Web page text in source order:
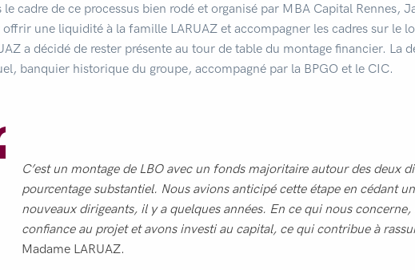
le cadre de ce processus bien rodé et organisé par MBA Capital Rennes,
une liquidité à la famille LARUAZ et accompagner les cadres sur le
a décidé de rester présente au tour de table du montage financier. La
banquier historique du groupe, accompagné par la BPGO et le CIC.
C’est un montage de LBO avec un fonds majoritaire autour des deux
pourcentage substantiel. Nous avions anticipé cette étape en cédant
nouveaux dirigeants, il y a quelques années. En ce qui nous
confiance au projet et avons investi au capital, ce qui contribue à
Madame LARUAZ.